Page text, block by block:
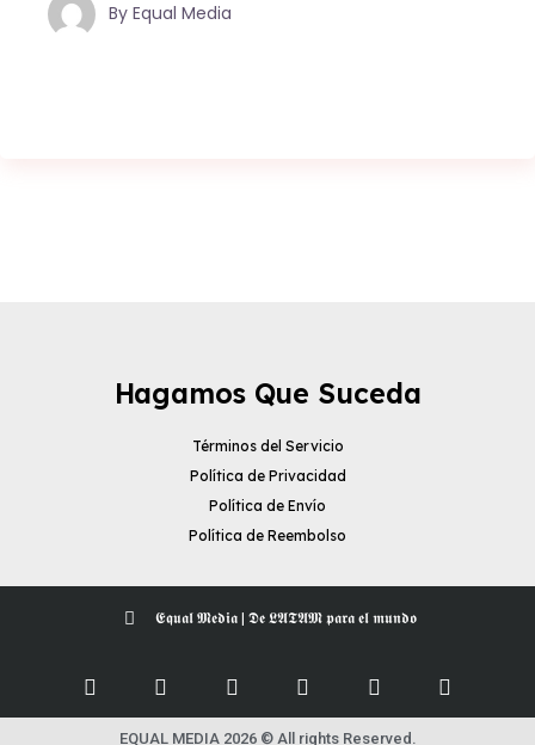
By Equal Media
Hagamos Que Suceda
Términos del Servicio
Política de Privacidad
Política de Envío
Política de Reembolso
𝕰𝖖𝖚𝖆𝖑 𝕸𝖊𝖉𝖎𝖆 | 𝕯𝖊 𝕷𝕬𝕿𝕬𝕸 𝖕𝖆𝖗𝖆 𝖊𝖑 𝖒𝖚𝖓𝖉𝖔
EQUAL MEDIA 2026 © All rights Reserved.